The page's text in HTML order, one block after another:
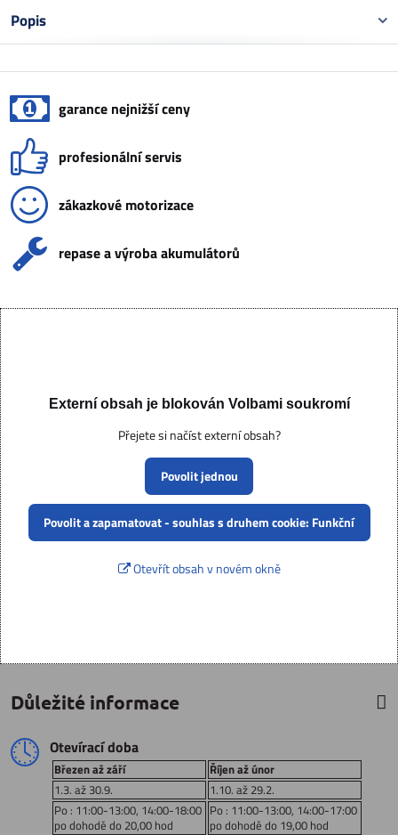
Popis
garance nejnižší ceny
profesionální servis
zákazkové motorizace
repase a výroba akumulátorů
Externí obsah je blokován Volbami soukromí
Přejete si načíst externí obsah?
Povolit jednou
Povolit a zapamatovat - souhlas s druhem cookie: Funkční
Otevřít obsah v novém okně
Důležité informace
Otevírací doba
Březen až září
Říjen až únor
1.3. až 30.9.
1.10. až 29.2.
Po : 11:00-13:00, 14:00-18:00
po dohodě do 20,00 hod
Po : 11:00-13:00, 14:00-17:00
po dohodě do 19,00 hod